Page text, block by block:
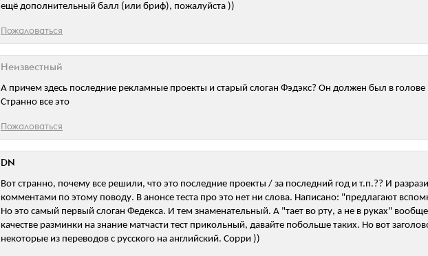
ещё дополнительный балл (или бриф), пожалуйста ))
Пожаловаться
А причем здесь последние рекламные проекты и старый слоган Фэдэкс? Он должен был в голове
Странно все это
Неизвестный
Пожаловаться
Вот странно, почему все решили, что это последние проекты / за последний год и т.п.?? И
комментами по этому поводу. В анонсе теста про это нет ни слова. Написано: "предлагают
Но это самый первый слоган Федекса. И тем знаменательный. А "тает во рту, а не в руках"
качестве разминки на знание матчасти тест прикольный, давайте побольше таких. Но вот
некоторые из переводов с русского на английский. Сорри ))
DN